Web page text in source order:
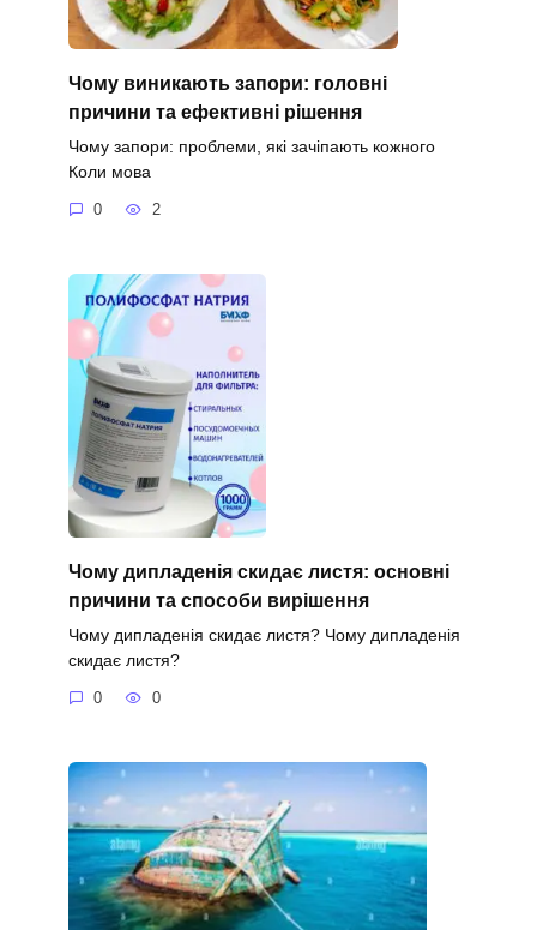
Чому виникають запори: головні
причини та ефективні рішення
Чому запори: проблеми, які зачіпають кожного
Коли мова
0 2
Чому дипладенія скидає листя: основні
причини та способи вирішення
Чому дипладенія скидає листя? Чому дипладенія
скидає листя?
0 0